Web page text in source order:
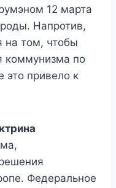
12 марта
Напротив,
на том, чтобы
коммунизма по
это привело к
Федеральное